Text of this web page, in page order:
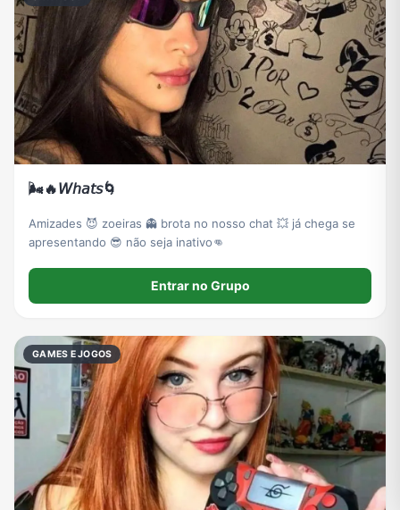
🌬️🔥𝘞𝘩𝘢𝘵𝘴🌀
Amizades 😈 zoeiras 👻 brota no nosso chat 💥 já chega se
apresentando 😎 não seja inativo👊
Entrar no Grupo
GAMES E JOGOS